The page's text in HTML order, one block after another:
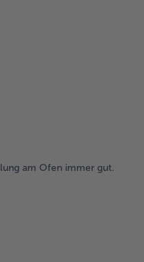
am Ofen immer gut.